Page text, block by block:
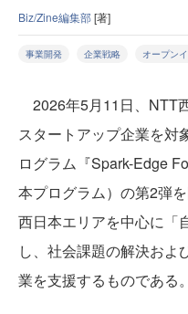
Biz/Zine編集部[著]
事業開発 企業戦略 オープン
2026年5月11日、NTT
スタートアップ企業を対
ログラム『Spark-Edge
本プログラム）の第2弾
西日本エリアを中心に「
し、社会課題の解決およ
業を支援するものである。